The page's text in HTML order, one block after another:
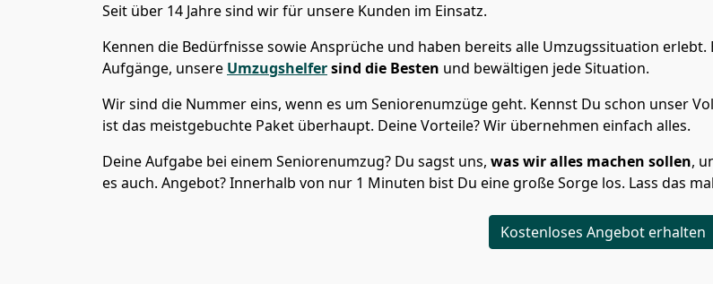
Seit über 14 Jahre sind wir für unsere Kunden im Einsatz.
Kennen die Bedürfnisse sowie Ansprüche und haben bereits alle Umzugssituation
Aufgänge, unsere Umzugshelfersind die Besten und bewältigen jede Situation.
Wir sind die Nummer eins, wenn es um Seniorenumzüge geht. Kennst Du schon unser
ist das meistgebuchte Paket überhaupt. Deine Vorteile? Wir übernehmen einfach alles.
Deine Aufgabe bei einem Seniorenumzug? Du sagst uns, was wir alles machen sollen,
es auch. Angebot? Innerhalb von nur 1 Minuten bist Du eine große Sorge los. Lass das
Kostenloses Angebot erhalten